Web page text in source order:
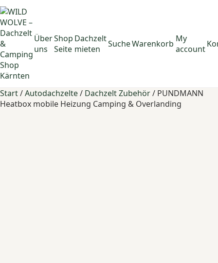
Über
uns
Shop
Seite
Dachzelt
mieten
SucheWarenkorb My
account
Start/Autodachzelte/ Dachzelt Zubehör/ PUNDMANN
Heatbox mobile Heizung Camping & Overlanding